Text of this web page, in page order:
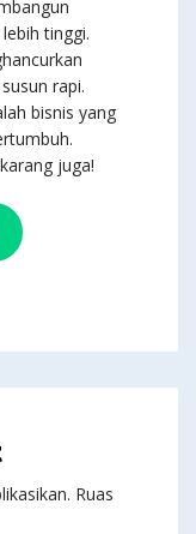
tinggi.
rapi.
bisnis yang
juga!
Ruas